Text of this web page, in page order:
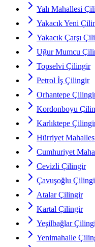
Yalı Mahallesi
Yakacık Yeni
Yakacık Çarşı
Uğur Mumcu
Topselvi Çilingir
Petrol İş Çilingir
Orhantepe
Kordonboyu
Karlıktepe
Hürriyet
Cumhuriyet
Cevizli Çilingir
Çavuşoğlu
Atalar Çilingir
Kartal Çilingir
Yeşilbağlar
Yenimahalle